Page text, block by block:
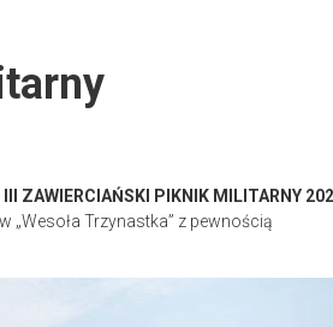
III ZAWIERCIAŃSKI PIKNIK MILITARNY
„Wesoła Trzynastka” z pewnością